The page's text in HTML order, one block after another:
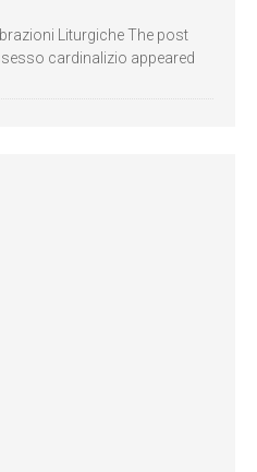
Liturgiche The post
cardinalizio appeared